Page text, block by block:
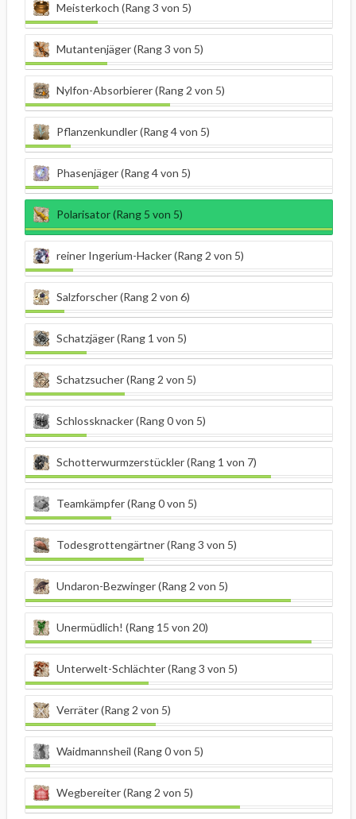
Meisterkoch (Rang 3 von 5)
Mutantenjäger (Rang 3 von 5)
Nylfon-Absorbierer (Rang 2 von 5)
Pflanzenkundler (Rang 4 von 5)
Phasenjäger (Rang 4 von 5)
Polarisator (Rang 5 von 5)
reiner Ingerium-Hacker (Rang 2 von 5)
Salzforscher (Rang 2 von 6)
Schatzjäger (Rang 1 von 5)
Schatzsucher (Rang 2 von 5)
Schlossknacker (Rang 0 von 5)
Schotterwurmzerstückler (Rang 1 von 7)
Teamkämpfer (Rang 0 von 5)
Todesgrottengärtner (Rang 3 von 5)
Undaron-Bezwinger (Rang 2 von 5)
Unermüdlich! (Rang 15 von 20)
Unterwelt-Schlächter (Rang 3 von 5)
Verräter (Rang 2 von 5)
Waidmannsheil (Rang 0 von 5)
Wegbereiter (Rang 2 von 5)